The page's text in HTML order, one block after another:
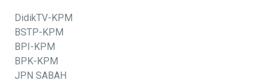
DidikTV-KPM
BSTP-KPM
BPI-KPM
BPK-KPM
JPN SABAH